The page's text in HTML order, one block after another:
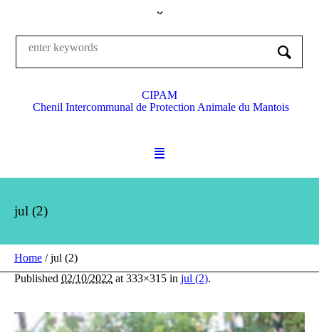
CIPAM
Chenil Intercommunal de Protection Animale du Mantois
jul (2)
Home /jul (2)
Published 02/10/2022 at 333×315 in jul (2).